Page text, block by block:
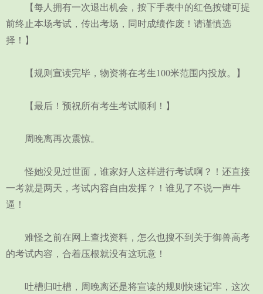
【每人拥有一次退出机会，按下手表中的红色按键可提
前终止本场考试，传出考场，同时成绩作废！请谨慎选
择！】
【规则宣读完毕，物资将在考生100米范围内投放。】
【最后！预祝所有考生考试顺利！】
周晚离再次震惊。
怪她没见过世面，谁家好人这样进行考试啊？！还直接
一考就是两天，考试内容自由发挥？！谁见了不说一声牛
逼！
难怪之前在网上查找资料，怎么也搜不到关于御兽高考
的考试内容，合着压根就没有这玩意！
吐槽归吐槽，周晚离还是将宣读的规则快速记牢，这次